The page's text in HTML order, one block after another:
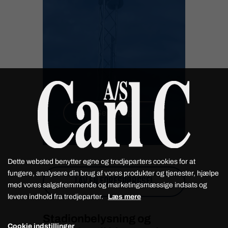
Se udvalg
LAV EN FORESPØRGSEL
Dette websted benytter egne og tredjeparters cookies for at
fungere, analysere din brug af vores produkter og tjenester, hjælpe
med vores salgsfremmende og marketingsmæssige indsats og
levere indhold fra tredjeparter. Læs mere
Cookie indstillinger